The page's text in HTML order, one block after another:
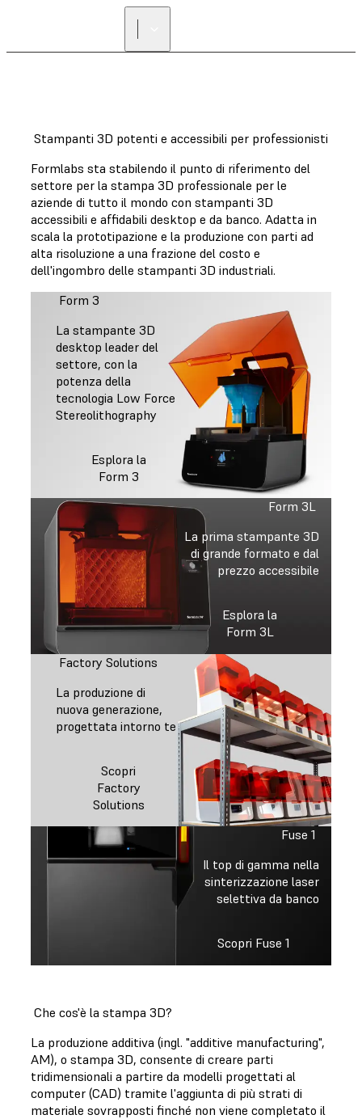
Stampanti 3D potenti e accessibili per professionisti
Formlabs sta stabilendo il punto di riferimento del
settore per la stampa 3D professionale per le
aziende di tutto il mondo con stampanti 3D
accessibili e affidabili desktop e da banco. Adatta in
scala la prototipazione e la produzione con parti ad
alta risoluzione a una frazione del costo e
dell'ingombro delle stampanti 3D industriali.
Form 3
La stampante 3D
desktop leader del
settore, con la
potenza della
tecnologia Low Force
Stereolithography
Esplora la
Form 3
Form 3L
La prima stampante 3D
di grande formato e dal
prezzo accessibile
Esplora la
Form 3L
Factory Solutions
La produzione di
nuova generazione,
progettata intorno te
Scopri
Factory
Solutions
Fuse 1
Il top di gamma nella
sinterizzazione laser
selettiva da banco
Scopri Fuse 1
Che cos'è la stampa 3D?
La produzione additiva (ingl. "additive manufacturing",
AM), o stampa 3D, consente di creare parti
tridimensionali a partire da modelli progettati al
computer (CAD) tramite l'aggiunta di più strati di
materiale sovrapposti finché non viene completato il